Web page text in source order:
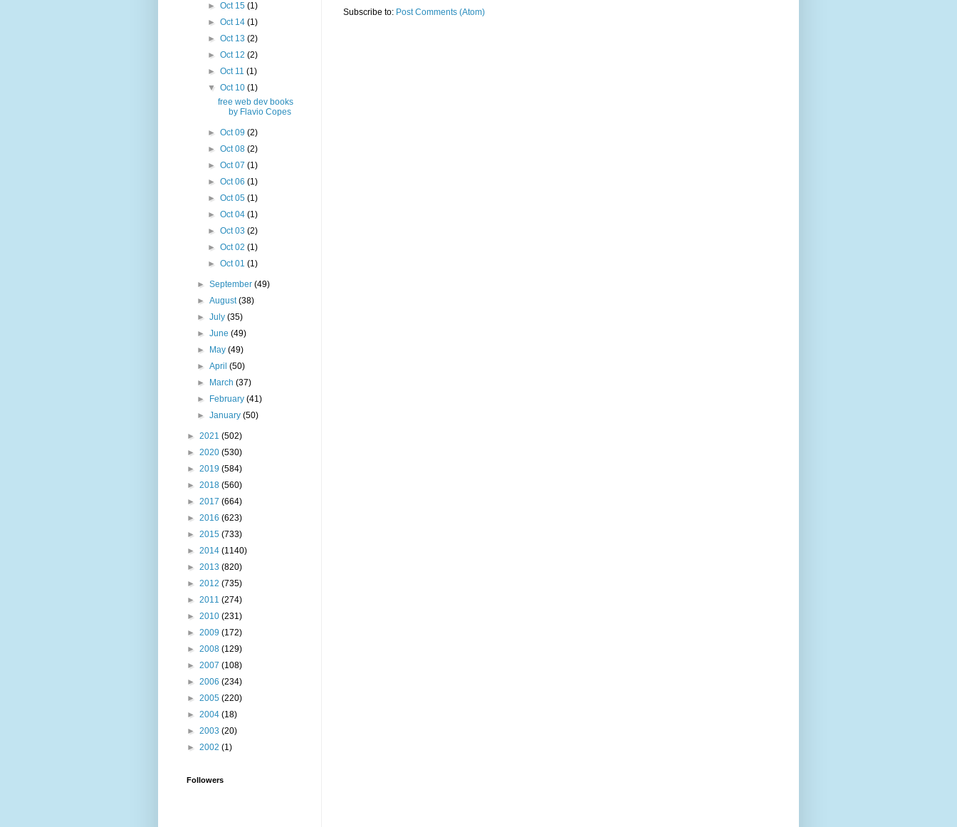
Subscribe to: Post Comments (Atom)
► Oct 15 (1)
► Oct 14 (1)
► Oct 13 (2)
► Oct 12 (2)
► Oct 11 (1)
▼ Oct 10 (1)
free web dev books
by Flavio Copes
► Oct 09 (2)
► Oct 08 (2)
► Oct 07 (1)
► Oct 06 (1)
► Oct 05 (1)
► Oct 04 (1)
► Oct 03 (2)
► Oct 02 (1)
► Oct 01 (1)
►September(49)
►August(38)
►July(35)
►June(49)
►
May(49)
►April(50)
►
March(37)
►
February(41)
►January(50)
► 2021 (502)
► 2020 (530)
► 2019 (584)
► 2018 (560)
► 2017 (664)
► 2016 (623)
► 2015 (733)
► 2014 (1140)
► 2013 (820)
► 2012 (735)
► 2011 (274)
► 2010 (231)
► 2009 (172)
► 2008 (129)
► 2007 (108)
► 2006 (234)
► 2005 (220)
► 2004 (18)
► 2003 (20)
► 2002 (1)
Followers